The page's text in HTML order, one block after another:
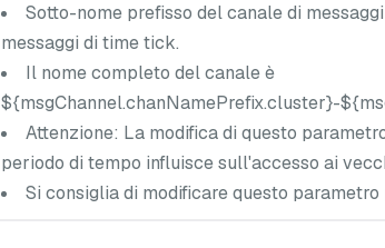
Sotto-nome prefisso del canale di
messaggi di time tick.
Il nome completo del canale è
${msgChannel.chanNamePrefix.cluster}-
Attenzione: La modifica di questo
periodo di tempo influisce sull'accesso ai
Si consiglia di modificare questo